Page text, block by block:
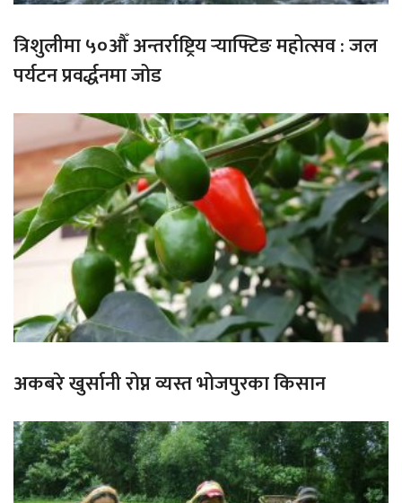
त्रिशुलीमा ५०औँ अन्तर्राष्ट्रिय र्‍याफ्टिङ महोत्सव : जल
पर्यटन प्रवर्द्धनमा जोड
अकबरे खुर्सानी रोप्न व्यस्त भोजपुरका किसान